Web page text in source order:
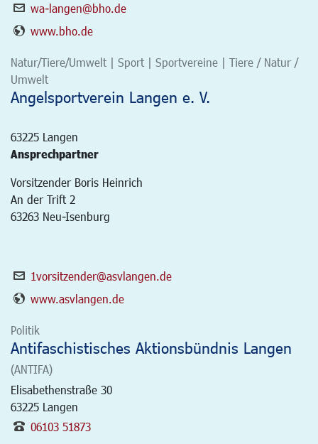
wa-langen@bho.de
www.bho.de
Natur/Tiere/Umwelt | Sport | Sportvereine | Tiere / Natur /
Umwelt
Angelsportverein Langen e. V.
63225 Langen
Ansprechpartner
Vorsitzender Boris Heinrich
An der Trift 2
63263 Neu-Isenburg
1vorsitzender@asvlangen.de
www.asvlangen.de
Politik
Antifaschistisches Aktionsbündnis Langen
(ANTIFA)
Elisabethenstraße 30
63225 Langen
06103 51873